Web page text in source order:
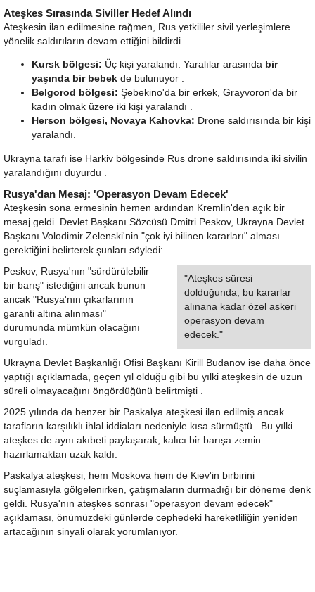
Ateşkes Sırasında Siviller Hedef Alındı
Ateşkesin ilan edilmesine rağmen, Rus yetkililer sivil yerleşimlere
yönelik saldırıların devam ettiğini bildirdi.
Kursk bölgesi: Üç kişi yaralandı. Yaralılar arasında bir
yaşında bir bebek de bulunuyor .
Belgorod bölgesi: Şebekino'da bir erkek, Grayvoron'da bir
kadın olmak üzere iki kişi yaralandı .
Herson bölgesi, Novaya Kahovka: Drone saldırısında bir kişi
yaralandı.
Ukrayna tarafı ise Harkiv bölgesinde Rus drone saldırısında iki sivilin
yaralandığını duyurdu .
Rusya'dan Mesaj: 'Operasyon Devam Edecek'
Ateşkesin sona ermesinin hemen ardından Kremlin'den açık bir
mesaj geldi. Devlet Başkanı Sözcüsü Dmitri Peskov, Ukrayna Devlet
Başkanı Volodimir Zelenski'nin "çok iyi bilinen kararları" alması
gerektiğini belirterek şunları söyledi:
"Ateşkes süresi
dolduğunda, bu kararlar
alınana kadar özel askeri
operasyon devam
edecek."
Peskov, Rusya'nın "sürdürülebilir
bir barış" istediğini ancak bunun
ancak "Rusya'nın çıkarlarının
garanti altına alınması"
durumunda mümkün olacağını
vurguladı.
Ukrayna Devlet Başkanlığı Ofisi Başkanı Kirill Budanov ise daha önce
yaptığı açıklamada, geçen yıl olduğu gibi bu yılki ateşkesin de uzun
süreli olmayacağını öngördüğünü belirtmişti .
2025 yılında da benzer bir Paskalya ateşkesi ilan edilmiş ancak
tarafların karşılıklı ihlal iddiaları nedeniyle kısa sürmüştü . Bu yılki
ateşkes de aynı akıbeti paylaşarak, kalıcı bir barışa zemin
hazırlamaktan uzak kaldı.
Paskalya ateşkesi, hem Moskova hem de Kiev'in birbirini
suçlamasıyla gölgelenirken, çatışmaların durmadığı bir döneme denk
geldi. Rusya'nın ateşkes sonrası "operasyon devam edecek"
açıklaması, önümüzdeki günlerde cephedeki hareketliliğin yeniden
artacağının sinyali olarak yorumlanıyor.